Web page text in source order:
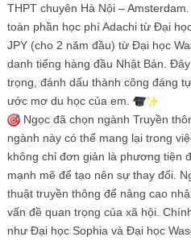
THPT chuyên Hà Nội –
toàn phần học phí Adachi từ Đại
JPY (cho 2 năm đầu) từ Đại học
danh tiếng hàng đầu Nhật Bản.
trọng, đánh dấu thành công đáng
ước mơ du học của em.
Ngọc đã chọn ngành Truyền
ngành này có thể mang lại trong
không chỉ đơn giản là phương tiện
mạnh mẽ để tạo nên sự thay đổi.
thuật truyền thông để nâng cao
vấn đề quan trọng của xã hội.
như Đại học Sophia và Đại học